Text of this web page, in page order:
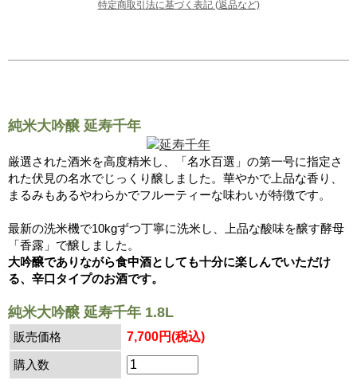
特定商取引法に基づく表記 (返品など)
純米大吟醸 延寿千年
厳選された酒米を高度精米し、「名水百選」の第一号に指定さ
れた伏見の名水でじっくり醸しました。華やかで上品な香り、
まるみもあるやわらかでフルーティーな味わいが特徴です。
最新の洗米機で10kgずつ丁寧に洗米し、上品な酸味を醸す酵母
「香露」で醸しました。
大吟醸でありながら食中酒としても十分に楽しんでいただけ
る、辛口タイプのお酒です。
純米大吟醸 延寿千年 1.8L
販売価格 7,700円(税込)
購入数